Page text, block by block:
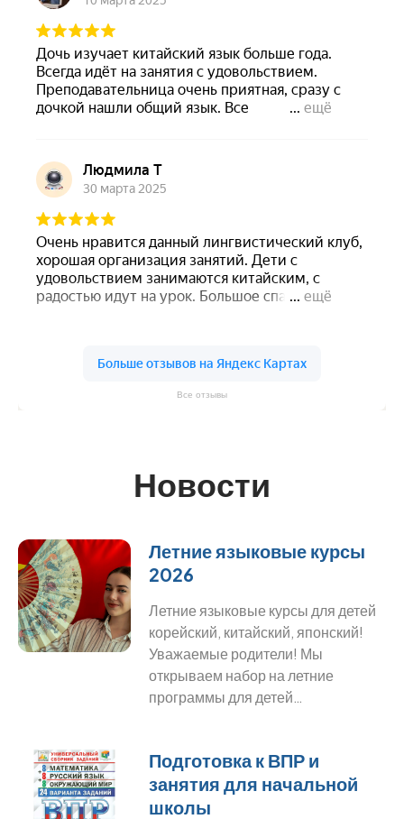
Все отзывы
Новости
Летние языковые курсы
2026
Летние языковые курсы для детей
корейский, китайский, японский!
Уважаемые родители! Мы
открываем набор на летние
программы для детей…
Подготовка к ВПР и
занятия для начальной
школы